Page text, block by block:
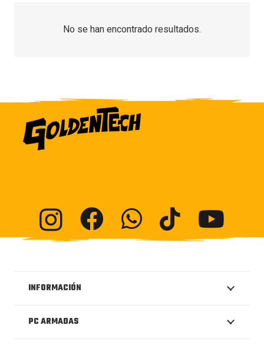
No se han encontrado resultados.
INFORMACIÓN
PC ARMADAS